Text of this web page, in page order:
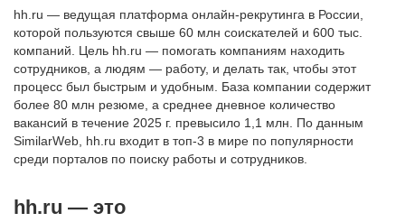
hh.ru — ведущая платформа онлайн-рекрутинга в России,
которой пользуются свыше 60 млн соискателей и 600 тыс.
компаний. Цель hh.ru — помогать компаниям находить
сотрудников, а людям — работу, и делать так, чтобы этот
процесс был быстрым и удобным. База компании содержит
более 80 млн резюме, а среднее дневное количество
вакансий в течение 2025 г. превысило 1,1 млн. По данным
SimilarWeb, hh.ru входит в топ-3 в мире по популярности
среди порталов по поиску работы и сотрудников.
hh.ru — это